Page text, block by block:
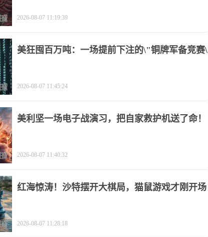
2026-08-07 11:19:39
美狂囤百万吨：一场提前下注的\"铜牌军备竞赛\"
2026-08-07 11:45:24
美利坚一场电子战演习，把自家救护机送了命！
2026-08-07 11:40:32
红海惊涛！沙特摆开大棋局，猫鼠游戏才刚开场
2026-08-07 11:28:18